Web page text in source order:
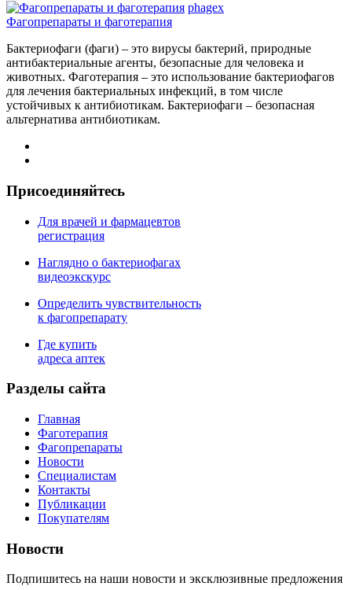
phagex
Фагопрепараты и фаготерапия
Бактериофаги (фаги) – это вирусы бактерий, природные
антибактериальные агенты, безопасные для человека и
животных. Фаготерапия – это использование бактериофагов
для лечения бактериальных инфекций, в том числе
устойчивых к антибиотикам. Бактериофаги – безопасная
альтернатива антибиотикам.
Присоединяйтесь
Для врачей и фармацевтов
регистрация
Наглядно о бактериофагах
видеоэкскурс
Определить чувствительность
к фагопрепарату
Где купить
адреса аптек
Разделы сайта
Главная
Фаготерапия
Фагопрепараты
Новости
Специалистам
Контакты
Публикации
Покупателям
Новости
Подпишитесь на наши новости и эксклюзивные предложения